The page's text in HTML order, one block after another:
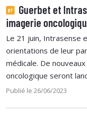
Guerbet et
imagerie
Le 21 juin, Intrasense
orientations de leur
médicale. De
oncologique seront
Publié le 26/06/2023